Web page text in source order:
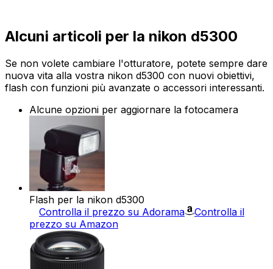
Alcuni articoli per la nikon d5300
Se non volete cambiare l'otturatore, potete sempre dare
nuova vita alla vostra nikon d5300 con nuovi obiettivi,
flash con funzioni più avanzate o accessori interessanti.
Alcune opzioni per aggiornare la fotocamera
Flash per la nikon d5300
Controlla il prezzo su Adorama
Controlla il
prezzo su Amazon